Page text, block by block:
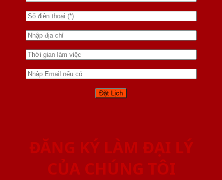
ĐĂNG KÝ LÀM ĐẠI LÝ
CỦA CHÚNG TÔI